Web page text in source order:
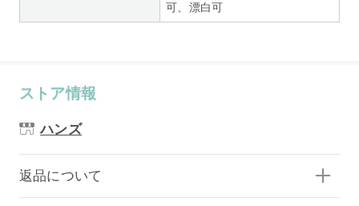
可、漂白可
ストア情報
ハンズ
返品について